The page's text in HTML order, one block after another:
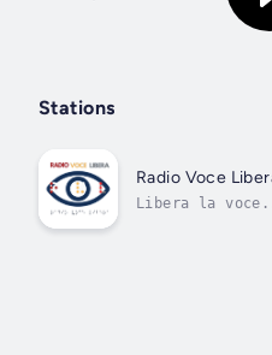
Stations
Radio Voce
Libera la